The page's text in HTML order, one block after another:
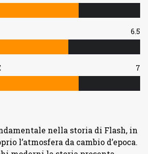
6.5
7
nella storia di Flash, in
l’atmosfera da cambio d’epoca.